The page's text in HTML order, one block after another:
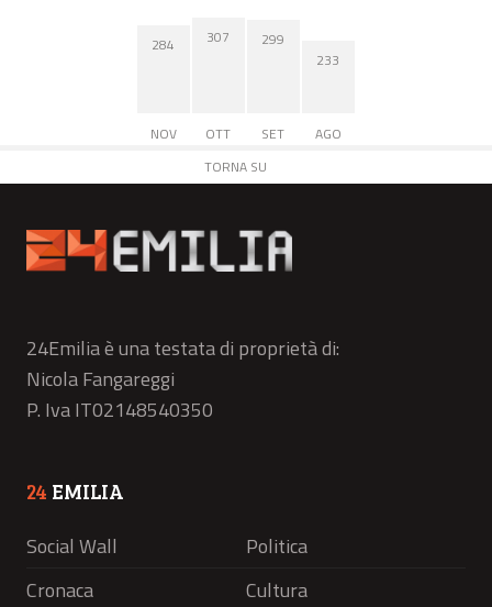
284
NOV
307
OTT
299
SET
233
AGO
TORNA SU
24Emilia è una testata di proprietà di:
Nicola Fangareggi
P. Iva IT02148540350
24 EMILIA
Social Wall
Politica
Cronaca
Cultura